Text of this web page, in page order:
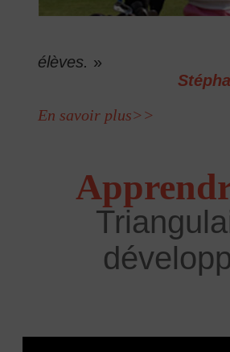
élèves. »
En savoir plus>>